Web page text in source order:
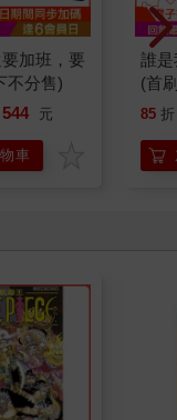
加班，要
不分售)
544 元
車
誰
(首
85 折